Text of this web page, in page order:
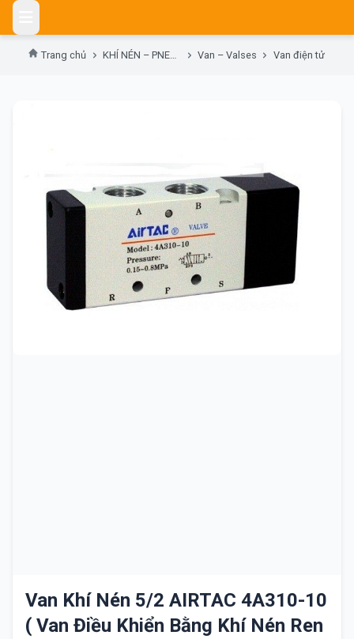
Skip
content
Trang chủ KHÍ NÉN – PNEUMATIC Van – Valses Van điện tử
Van Khí Nén 5/2 AIRTAC 4A310-10
( Van Điều Khiển Bằng Khí Nén Ren